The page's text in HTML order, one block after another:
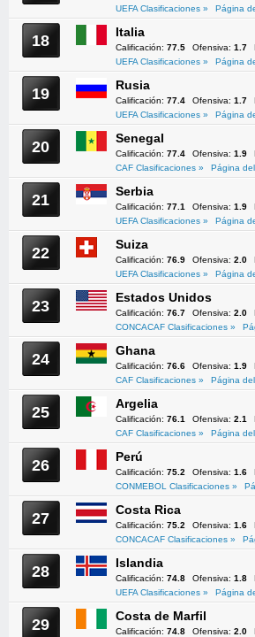
UEFA Clasificaciones »
Página
18 Italia
Calificación: 77.5 Ofensiva: 1.7
UEFA Clasificaciones »
Página
19 Rusia
Calificación: 77.4 Ofensiva: 1.7
UEFA Clasificaciones »
Página
20 Senegal
Calificación: 77.4 Ofensiva: 1.9
CAF Clasificaciones »
Página
21 Serbia
Calificación: 77.1 Ofensiva: 1.9
UEFA Clasificaciones »
Página
22 Suiza
Calificación: 76.9 Ofensiva: 2.0
UEFA Clasificaciones »
Página
23 Estados Unidos
Calificación: 76.7 Ofensiva: 2.0
CONCACAF Clasificaciones »
24 Ghana
Calificación: 76.6 Ofensiva: 1.9
CAF Clasificaciones »
Página
25 Argelia
Calificación: 76.1 Ofensiva: 2.1
CAF Clasificaciones »
Página
26 Perú
Calificación: 75.2 Ofensiva: 1.6
CONMEBOL Clasificaciones »
27 Costa Rica
Calificación: 75.2 Ofensiva: 1.6
CONCACAF Clasificaciones »
28 Islandia
Calificación: 74.8 Ofensiva: 1.8
UEFA Clasificaciones »
Página
29 Costa de Marfil
Calificación: 74.8 Ofensiva: 2.0